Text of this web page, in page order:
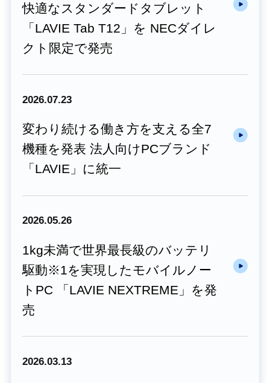
快適なスタンダードタブレット
「LAVIE Tab T12」を NECダイレ
クト限定で発売
2026.07.23
変わり続ける働き方を支える全7
機種を発表 法人向けPCブランド
「LAVIE」に統一
2026.05.26
1kg未満で世界最長級のバッテリ
駆動※1を実現したモバイルノー
トPC 「LAVIE NEXTREME」を発
売
2026.03.13